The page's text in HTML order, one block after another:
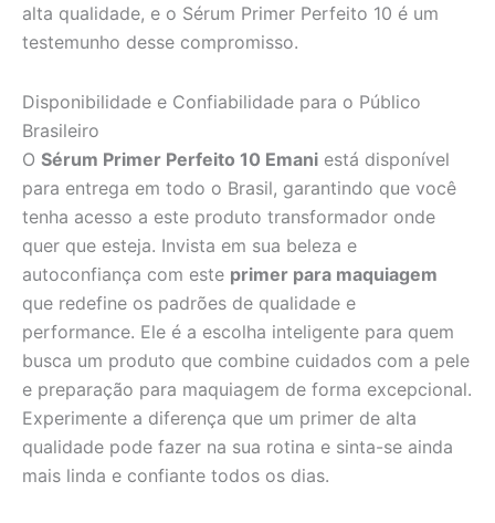
alta qualidade, e o Sérum Primer Perfeito 10 é um
testemunho desse compromisso.
Disponibilidade e Confiabilidade para o Público
Brasileiro
O Sérum Primer Perfeito 10 Emani está disponível
para entrega em todo o Brasil, garantindo que você
tenha acesso a este produto transformador onde
quer que esteja. Invista em sua beleza e
autoconfiança com este primer para maquiagem
que redefine os padrões de qualidade e
performance. Ele é a escolha inteligente para quem
busca um produto que combine cuidados com a pele
e preparação para maquiagem de forma excepcional.
Experimente a diferença que um primer de alta
qualidade pode fazer na sua rotina e sinta-se ainda
mais linda e confiante todos os dias.